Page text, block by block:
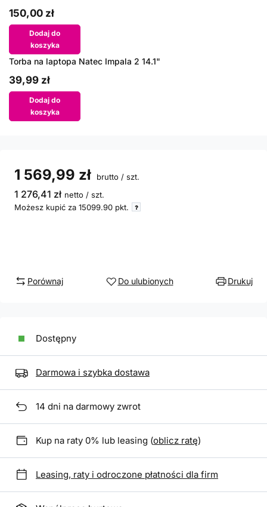
150,00 zł
Dodaj do
koszyka
Torba na laptopa Natec Impala 2 14.1"
39,99 zł
Dodaj do
koszyka
1 569,99 zł brutto / szt.
1 276,41 zł netto / szt.
Możesz kupić za 15099.90 pkt.
Porównaj Do ulubionych Drukuj
Dostępny
Darmowa i szybka dostawa
14 dni na darmowy zwrot
Kup na raty 0% lub leasing (oblicz ratę)
Leasing, raty i odroczone płatności dla firm